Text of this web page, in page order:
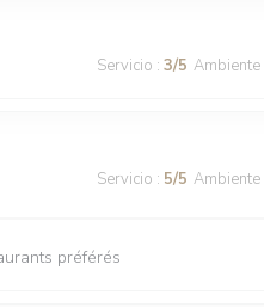
Servicio : 3/5 Ambiente
Servicio : 5/5 Ambiente
préférés